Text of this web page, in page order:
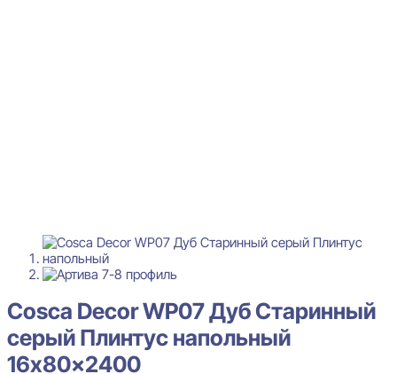
Cosca Decor WP07 Дуб Старинный
серый Плинтус напольный
16x80x2400